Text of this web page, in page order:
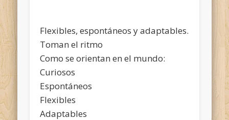
Flexibles, espontáneos y adaptables.
Toman el ritmo
Como se orientan en el mundo:
Curiosos
Espontáneos
Flexibles
Adaptables